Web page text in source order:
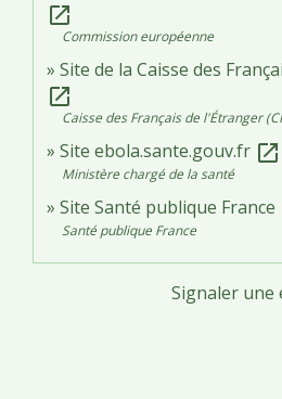
open_in_new
Commission européenne
Site de la Caisse des
open_in_new
Caisse des Français de l'Étranger
Site ebola.sante.gouv.fr open_in_new
Ministère chargé de la santé
Site Santé publique France
Santé publique France
Signaler une